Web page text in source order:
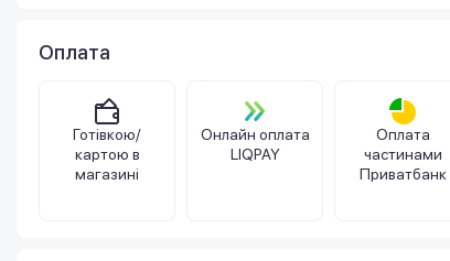
Оплата
Готівкою/
картою в
магазині
Онлайн оплата
LIQPAY
Оплата
частинами
Приватбанк